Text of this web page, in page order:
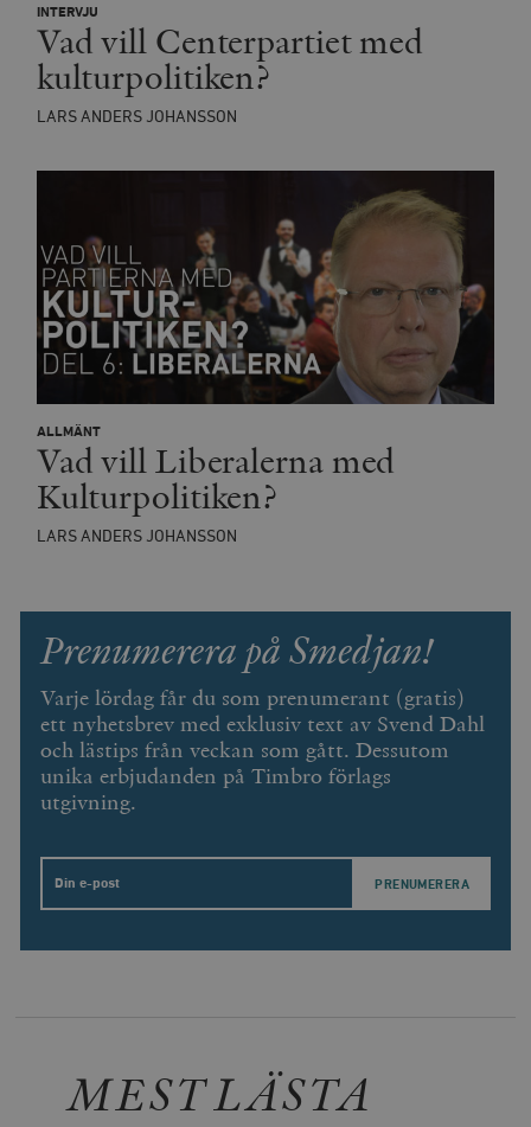
INTERVJU
Vad vill Centerpartiet med
kulturpolitiken?
LARS ANDERS JOHANSSON
ALLMÄNT
Vad vill Liberalerna med
Kulturpolitiken?
LARS ANDERS JOHANSSON
Prenumerera på Smedjan!
Varje lördag får du som prenumerant (gratis)
ett nyhetsbrev med exklusiv text av Svend Dahl
och lästips från veckan som gått. Dessutom
unika erbjudanden på Timbro förlags
utgivning.
Email
MEST LÄSTA